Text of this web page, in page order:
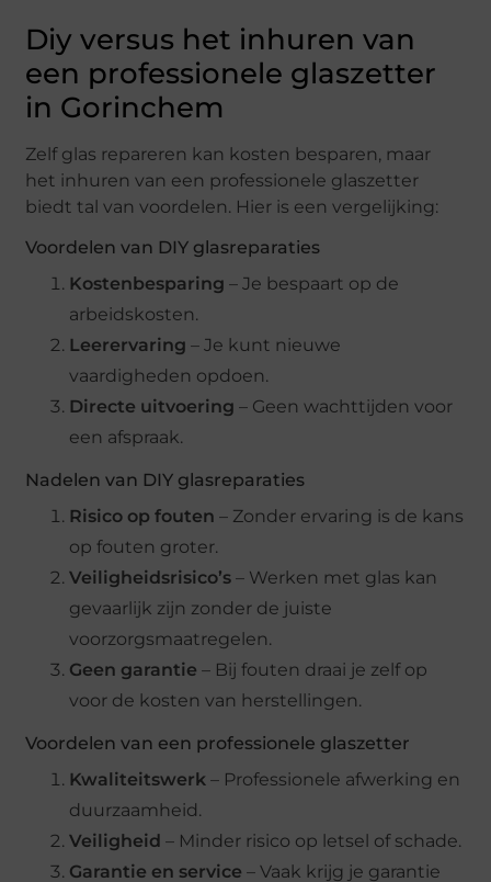
Diy versus het inhuren van
een professionele glaszetter
in Gorinchem
Zelf glas repareren kan kosten besparen, maar
het inhuren van een professionele glaszetter
biedt tal van voordelen. Hier is een vergelijking:
Voordelen van DIY glasreparaties
Kostenbesparing – Je bespaart op de
arbeidskosten.
Leerervaring – Je kunt nieuwe
vaardigheden opdoen.
Directe uitvoering – Geen wachttijden voor
een afspraak.
Nadelen van DIY glasreparaties
Risico op fouten – Zonder ervaring is de kans
op fouten groter.
Veiligheidsrisico’s – Werken met glas kan
gevaarlijk zijn zonder de juiste
voorzorgsmaatregelen.
Geen garantie – Bij fouten draai je zelf op
voor de kosten van herstellingen.
Voordelen van een professionele glaszetter
Kwaliteitswerk – Professionele afwerking en
duurzaamheid.
Veiligheid – Minder risico op letsel of schade.
Garantie en service – Vaak krijg je garantie